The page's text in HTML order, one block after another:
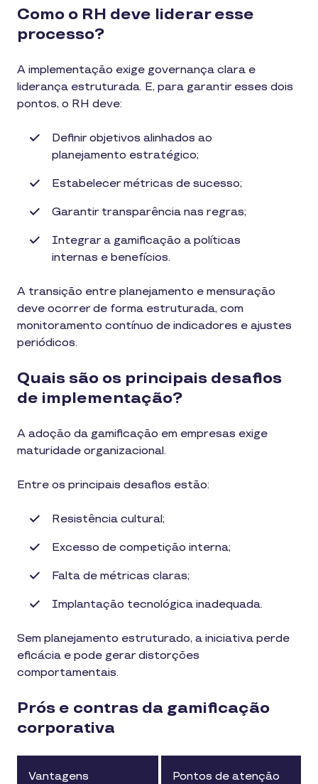
Como o RH deve liderar esse
processo?
A implementação exige governança clara e
liderança estruturada. E, para garantir esses dois
pontos, o RH deve:
Definir objetivos alinhados ao
planejamento estratégico;
Estabelecer métricas de sucesso;
Garantir transparência nas regras;
Integrar a gamificação a políticas
internas e benefícios.
A transição entre planejamento e mensuração
deve ocorrer de forma estruturada, com
monitoramento contínuo de indicadores e ajustes
periódicos.
Quais são os principais desafios
de implementação?
A adoção da gamificação em empresas exige
maturidade organizacional.
Entre os principais desafios estão:
Resistência cultural;
Excesso de competição interna;
Falta de métricas claras;
Implantação tecnológica inadequada.
Sem planejamento estruturado, a iniciativa perde
eficácia e pode gerar distorções
comportamentais.
Prós e contras da gamificação
corporativa
Vantagens Pontos de atenção